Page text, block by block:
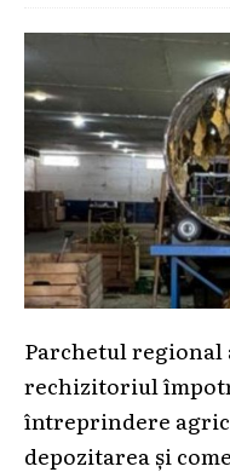
Parchetul regional
rechizitoriul
întreprindere
depozitarea și